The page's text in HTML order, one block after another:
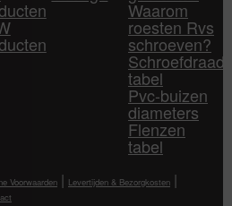
Waarom
roesten Rvs
schroeven?
Schroefdraad
tabel
Pvc-buizen
diameters
Flenzen
tabel
Voorwaarden | Levertijden & Bezorgkosten |